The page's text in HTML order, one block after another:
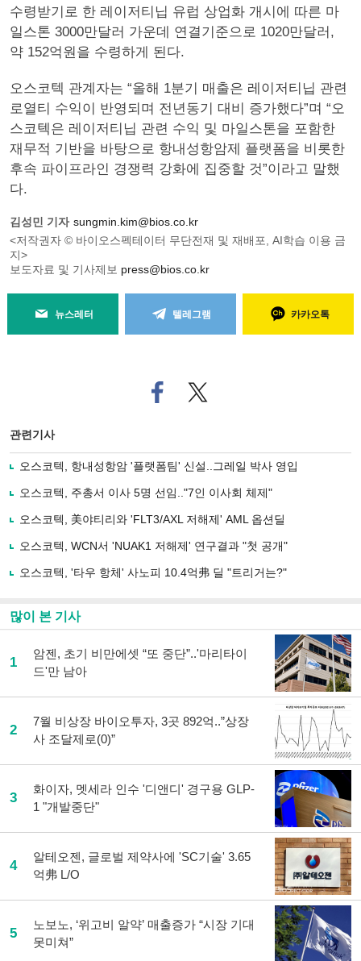
수령받기로 한 레이저티닙 유럽 상업화 개시에 따른 마
일스톤 3000만달러 가운데 연결기준으로 1020만달러,
약 152억원을 수령하게 된다.
오스코텍 관계자는 “올해 1분기 매출은 레이저티닙 관련
로열티 수익이 반영되며 전년동기 대비 증가했다”며 “오
스코텍은 레이저티닙 관련 수익 및 마일스톤을 포함한
재무적 기반을 바탕으로 항내성항암제 플랫폼을 비롯한
후속 파이프라인 경쟁력 강화에 집중할 것”이라고 말했
다.
김성민 기자 sungmin.kim@bios.co.kr
<저작권자 © 바이오스펙테이터 무단전재 및 재배포, AI학습 이용 금
지>
보도자료 및 기사제보 press@bios.co.kr
뉴스레터 텔레그램 카카오톡
페
이
로
기
사
유
기
트위
터로
관련기사
오스코텍, 항내성항암 '플랫폼팀' 신설..그레일 박사 영입
오스코텍, 주총서 이사 5명 선임.."7인 이사회 체제"
오스코텍, 美야티리와 'FLT3/AXL 저해제' AML 옵션딜
오스코텍, WCN서 'NUAK1 저해제' 연구결과 "첫 공개"
오스코텍, '타우 항체' 사노피 10.4억弗 딜 "트리거는?"
많이 본 기사
1
암젠, 초기 비만에셋 “또 중단”..'마리타이
드'만 남아
2
7월 비상장 바이오투자, 3곳 892억..”상장
사 조달제로(0)”
3
화이자, 멧세라 인수 '디앤디' 경구용 GLP-
1 "개발중단"
4
알테오젠, 글로벌 제약사에 'SC기술' 3.65
억弗 L/O
5
노보노, ‘위고비 알약’ 매출증가 “시장 기대
못미쳐”